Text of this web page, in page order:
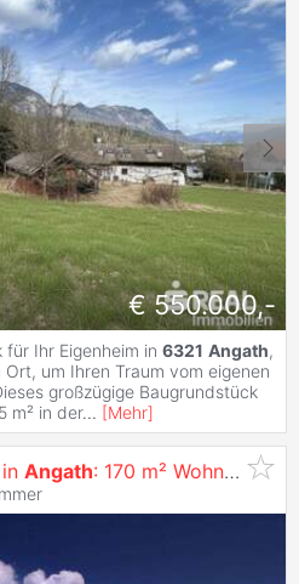
€ 550.000,-
Ihr Eigenheim in 6321 Angath,
um Ihren Traum vom eigenen
großzügige Baugrundstück
m² in der... [Mehr]
Angath: 170 m² Wohntraum mit Salzwasserpool und Bergpanorama